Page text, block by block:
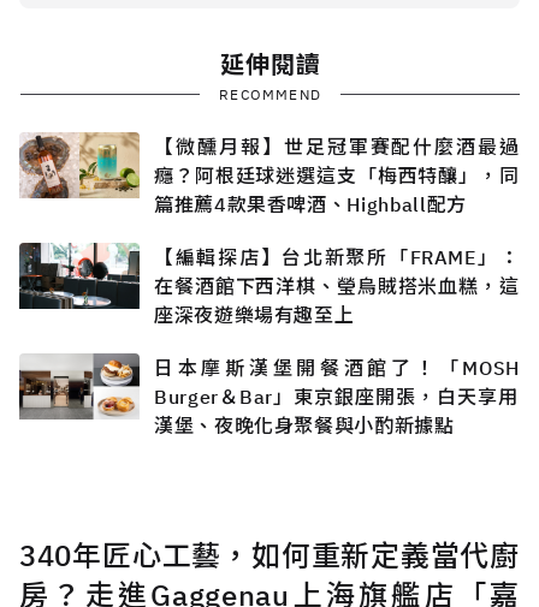
延伸閱讀
RECOMMEND
【微醺月報】世足冠軍賽配什麼酒最過
癮？阿根廷球迷選這支「梅西特釀」，同
篇推薦4款果香啤酒、Highball配方
【編輯探店】台北新聚所「FRAME」：
在餐酒館下西洋棋、瑩烏賊搭米血糕，這
座深夜遊樂場有趣至上
日本摩斯漢堡開餐酒館了！「MOSH
Burger＆Bar」東京銀座開張，白天享用
漢堡、夜晚化身聚餐與小酌新據點
340年匠心工藝，如何重新定義當代廚
房？走進Gaggenau上海旗艦店「嘉